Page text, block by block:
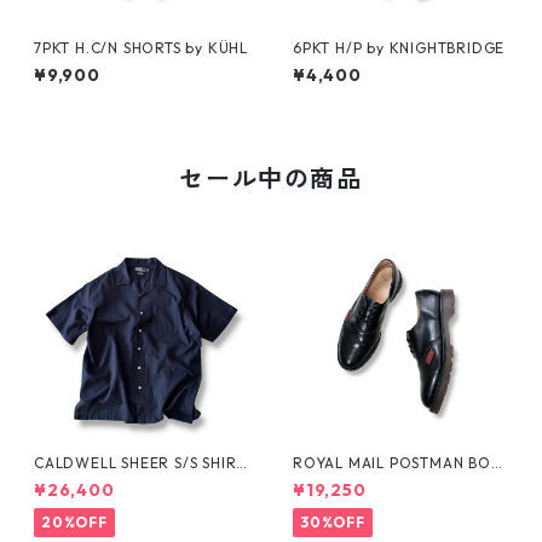
7PKT H.C/N SHORTS by KÜHL
¥9,900
6PKT H/P by KNIGHTBRIDGE
¥4,400
セール中の商品
CALDWELL SHEER S/S SHIRT
by Polo Ralph Lauren
¥26,400
20%OFF
ROYAL MAIL POSTMAN BOO
TS by Dr.MARTENS
¥19,250
30%OFF